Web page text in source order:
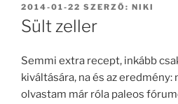
BEKÜLDVE:
2014-01-22 SZERZŐ: NIKI
Sült zeller
Semmi extra recept, inkább
kiváltására, na és az
olvastam már róla paleos